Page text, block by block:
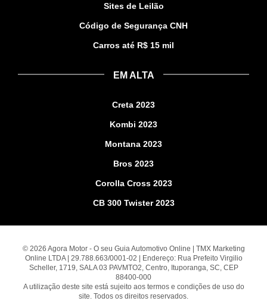
Sites de Leilão
Código de Segurança CNH
Carros até R$ 15 mil
EM ALTA
Creta 2023
Kombi 2023
Montana 2023
Bros 2023
Corolla Cross 2023
CB 300 Twister 2023
© 2026 Agora Motor - O seu Guia Automotivo Online | TMX Marketing
Online LTDA | 29.788.663/0001-02 | Endereço: Rua Prefeito Virgilio
Scheller, 1719, SALA 03 PAVMTO2, Centro, Ituporanga, SC, CEP
88400-000
A utilização deste site está sujeito aos termos e condições de uso do
site. Todos os direitos reservados.